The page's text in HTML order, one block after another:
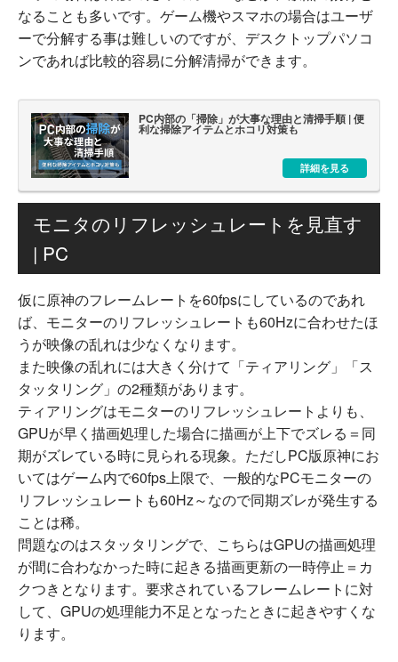
なることも多いです。ゲーム機やスマホの場合はユーザ
ーで分解する事は難しいのですが、デスクトップパソコ
ンであれば比較的容易に分解清掃ができます。
PC内部の「掃除」が大事な理由と清掃手順 | 便
利な掃除アイテムとホコリ対策も
詳細を見る
モニタのリフレッシュレートを見直す
| PC
仮に原神のフレームレートを60fpsにしているのであれ
ば、モニターのリフレッシュレートも60Hzに合わせたほ
うが映像の乱れは少なくなります。
また映像の乱れには大きく分けて「ティアリング」「ス
タッタリング」の2種類があります。
ティアリングはモニターのリフレッシュレートよりも、
GPUが早く描画処理した場合に描画が上下でズレる＝同
期がズレている時に見られる現象。ただしPC版原神にお
いてはゲーム内で60fps上限で、一般的なPCモニターの
リフレッシュレートも60Hz～なので同期ズレが発生する
ことは稀。
問題なのはスタッタリングで、こちらはGPUの描画処理
が間に合わなかった時に起きる描画更新の一時停止＝カ
クつきとなります。要求されているフレームレートに対
して、GPUの処理能力不足となったときに起きやすくな
ります。